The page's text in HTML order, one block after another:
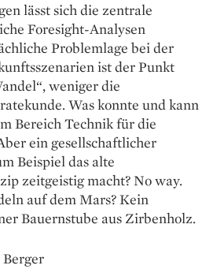
lässt sich die zentrale
Foresight-Analysen
Problemlage bei der
ist der Punkt
weniger die
Was konnte und kann
Bereich Technik für die
ein gesellschaftlicher
Beispiel das alte
zeitgeistig macht? No way.
auf dem Mars? Kein
Bauernstube aus Zirbenholz.